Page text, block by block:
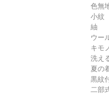
色無
小紋
紬
ウー
キモ
洗え
夏の
黒紋
二部